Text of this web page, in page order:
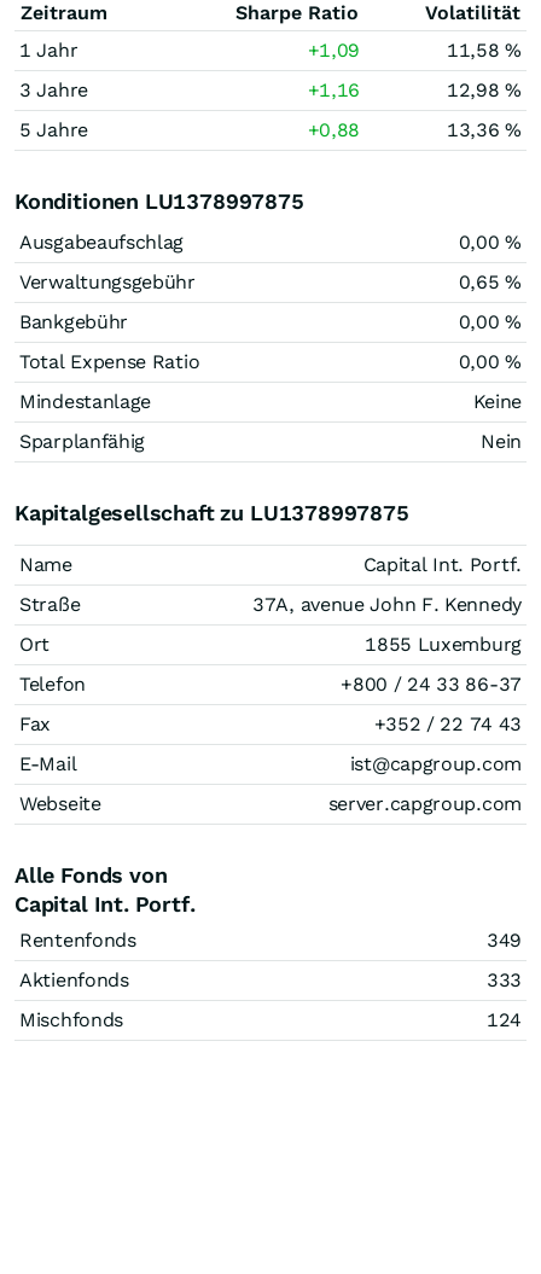
Zeitraum Sharpe Ratio
Volatilität
1 Jahr
+1,09
11,58 %
3 Jahre
+1,16
12,98 %
5 Jahre
+0,88 13,36 %
Konditionen LU1378997875
Ausgabeaufschlag
0,00 %
Verwaltungsgebühr
0,65 %
Bankgebühr
0,00 %
Total Expense Ratio
0,00 %
Mindestanlage
Keine
Sparplanfähig
Nein
Kapitalgesellschaft zu LU1378997875
Name
Capital Int. Portf.
Straße
37A, avenue John F. Kennedy
Ort
1855 Luxemburg
Telefon
+800 / 24 33 86-37
Fax
+352 / 22 74 43
E-Mail
ist@capgroup.com
Webseite
server.capgroup.com
Alle Fonds von
Capital Int. Portf.
Rentenfonds
349
Aktienfonds
333
Mischfonds
124